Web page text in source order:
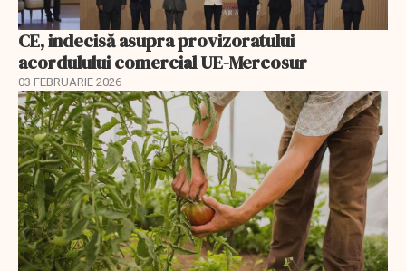
CE, indecisă asupra provizoratului
acordulului comercial UE-Mercosur
03 FEBRUARIE 2026